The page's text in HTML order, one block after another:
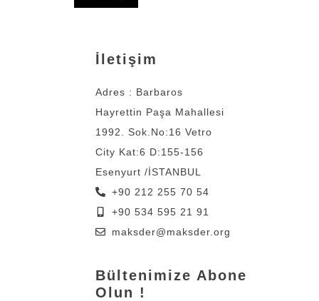
İletişim
Adres : Barbaros
Hayrettin Paşa Mahallesi
1992. Sok.No:16 Vetro
City Kat:6 D:155-156
Esenyurt /İSTANBUL
+90 212 255 70 54
+90 534 595 21 91
maksder@maksder.org
Bültenimize Abone
Olun !